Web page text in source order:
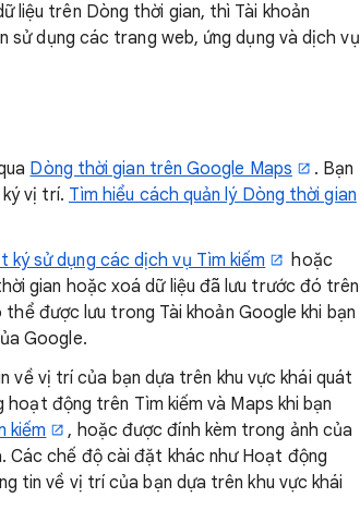
liệu trên Dòng thời gian, thì Tài khoản
sử dụng các trang web, ứng dụng và dịch vụ
Dòng thời gian trên Google Maps
. Bạn
vị trí. Tìm hiểu cách quản lý Dòng thời gian
ký sử dụng các dịch vụ Tìm kiếm
hoặc
gian hoặc xoá dữ liệu đã lưu trước đó trên
được lưu trong Tài khoản Google khi bạn
Google.
về vị trí của bạn dựa trên khu vực khái quát
động trên Tìm kiếm và Maps khi bạn
kiếm
, hoặc được đính kèm trong ảnh của
Các chế độ cài đặt khác như Hoạt động
tin về vị trí của bạn dựa trên khu vực khái